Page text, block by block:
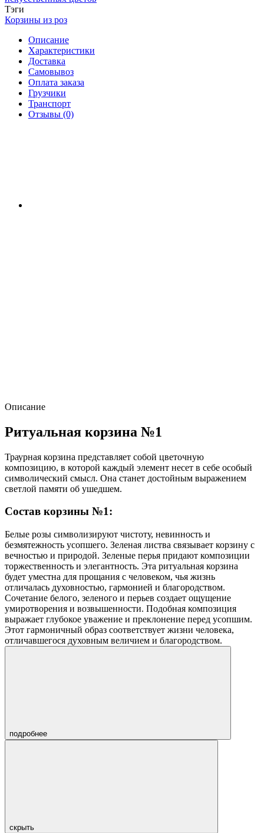
Тэги
Корзины из роз
Описание
Характеристики
Доставка
Самовывоз
Оплата заказа
Грузчики
Транспорт
Отзывы (0)
Описание
Ритуальная корзина №1
Траурная корзина представляет собой цветочную
композицию, в которой каждый элемент несет в себе особый
символический смысл. Она станет достойным выражением
светлой памяти об ушедшем.
Состав корзины №1:
Белые розы символизируют чистоту, невинность и
безмятежность усопшего. Зеленая листва связывает корзину с
вечностью и природой. Зеленые перья придают композиции
торжественность и элегантность. Эта ритуальная корзина
будет уместна для прощания с человеком, чья жизнь
отличалась духовностью, гармонией и благородством.
Сочетание белого, зеленого и перьев создает ощущение
умиротворения и возвышенности. Подобная композиция
выражает глубокое уважение и преклонение перед усопшим.
Этот гармоничный образ соответствует жизни человека,
отличавшегося духовным величием и благородством.
подробнее
скрыть